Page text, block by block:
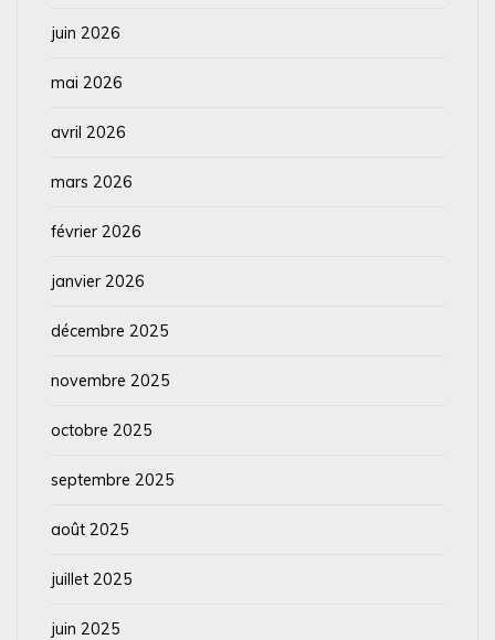
juin 2026
mai 2026
avril 2026
mars 2026
février 2026
janvier 2026
décembre 2025
novembre 2025
octobre 2025
septembre 2025
août 2025
juillet 2025
juin 2025